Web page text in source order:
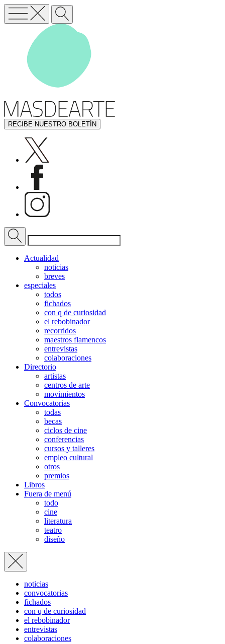
RECIBE NUESTRO BOLETÍN
Actualidad
noticias
breves
especiales
todos
fichados
con q de curiosidad
el rebobinador
recorridos
maestros flamencos
entrevistas
colaboraciones
Directorio
artistas
centros de arte
movimientos
Convocatorias
todas
becas
ciclos de cine
conferencias
cursos y talleres
empleo cultural
otros
premios
Libros
Fuera de menú
todo
cine
literatura
teatro
diseño
noticias
convocatorias
fichados
con q de curiosidad
el rebobinador
entrevistas
colaboraciones